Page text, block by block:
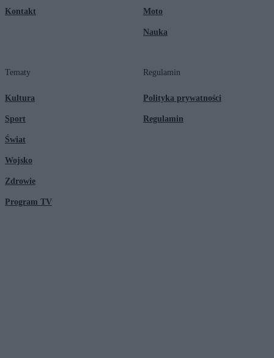
Kontakt Moto
Nauka
Tematy
Kultura
Sport
Świat
Wojsko
Zdrowie
Program TV
Regulamin
Polityka prywatności
Regulamin